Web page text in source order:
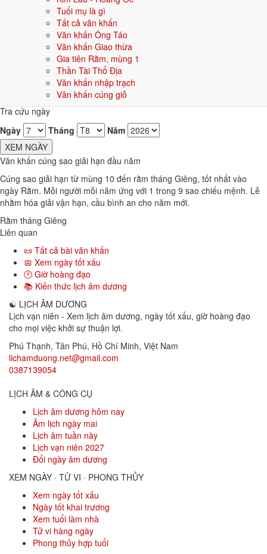
Tuổi mụ là gì
Tất cả văn khấn
Văn khấn Ông Táo
Văn khấn Giao thừa
Gia tiên Rằm, mùng 1
Thần Tài Thổ Địa
Văn khấn nhập trạch
Văn khấn cúng giỗ
Văn khấn Mùng 1 Tết
Mùng 1 Tết
Văn khấn
Văn khấn Rằm tháng Giêng
15/1 âm lịch
Văn khấn
Văn khấn Tất niên
Cuối năm (23-30 Chạp)
Tra cứu ngày
Ngày
Tháng
Năm
XEM NGÀY
Văn khấn cúng sao giải hạn đầu năm
Cúng sao giải hạn từ mùng 10 đến rằm tháng Giêng, tốt nhất vào
ngày Rằm. Mỗi người mỗi năm ứng với 1 trong 9 sao chiếu mệnh. Lễ
nhằm hóa giải vận hạn, cầu bình an cho năm mới.
Rằm tháng Giêng
Liên quan
📜 Tất cả bài văn khấn
📅 Xem ngày tốt xấu
🕑 Giờ hoàng đạo
📚 Kiến thức lịch âm dương
☯ LỊCH ÂM DƯƠNG
Lịch vạn niên - Xem lịch âm dương, ngày tốt xấu, giờ hoàng đạo
cho mọi việc khởi sự thuận lợi.
Phú Thạnh, Tân Phú, Hồ Chí Minh, Việt Nam
lichamduong.net@gmail.com
0387139054
LỊCH ÂM & CÔNG CỤ
Lịch âm dương hôm nay
Âm lịch ngày mai
Lịch âm tuần này
Lịch vạn niên 2027
Đổi ngày âm dương
XEM NGÀY · TỬ VI · PHONG THỦY
Xem ngày tốt xấu
Ngày tốt khai trương
Xem tuổi làm nhà
Tử vi hàng ngày
Phong thủy hợp tuổi